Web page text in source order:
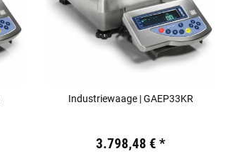
Industriewaage | GAEP33KR
19,44 € inkl. 19% USt.
3.798,48 € *